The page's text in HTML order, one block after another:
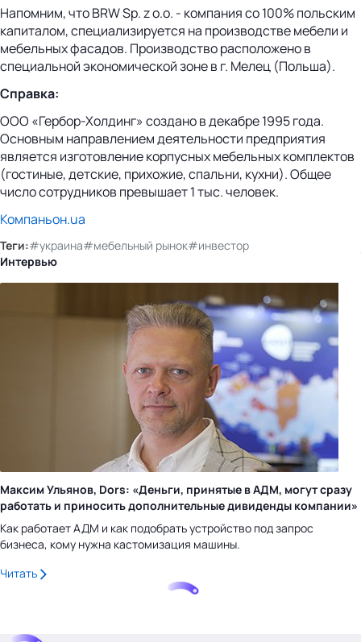
Напомним, что BRW Sp. z o.o. - компания со 100% польским
капиталом, специализируется на производстве мебели и
мебельных фасадов. Производство расположено в
специальной экономической зоне в г. Мелец (Польша).
Справка:
ООО «Гербор-Холдинг» создано в декабре 1995 года.
Основным направлением деятельности предприятия
является изготовление корпусных мебельных комплектов
(гостиные, детские, прихожие, спальни, кухни). Общее
число сотрудников превышает 1 тыс. человек.
Компаньон.ua
Теги:#украина#мебельный рынок#инвестор
Интервью
Максим Ульянов, Dors: «Деньги, принятые в АДМ, могут сразу
работать и приносить дополнительные дивиденды компании»
Как работает АДМ и как подобрать устройство под запрос
бизнеса, кому нужна кастомизация машины.
Читать